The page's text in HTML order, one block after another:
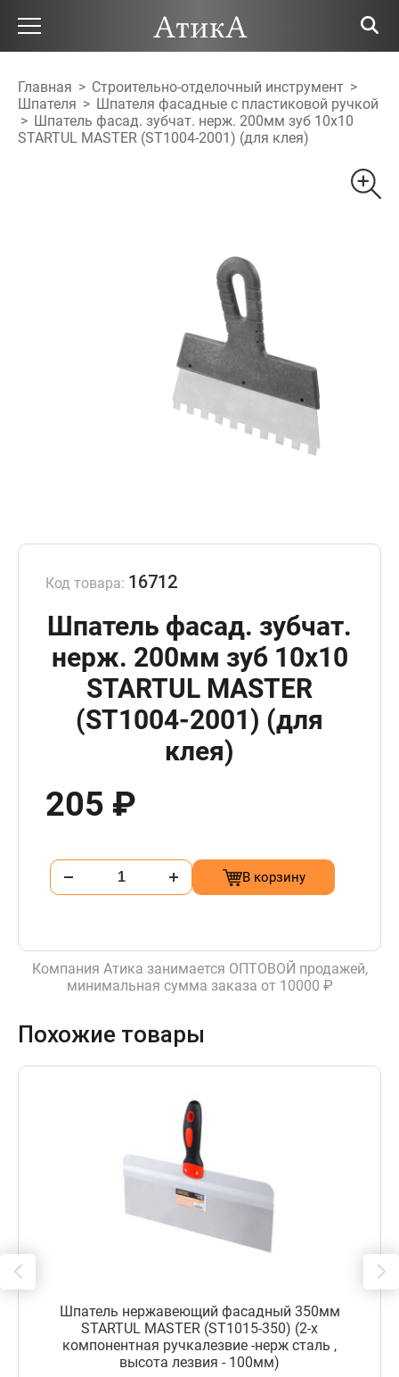
Главная > Строительно-отделочный инструмент >
Шпателя > Шпателя фасадные с пластиковой ручкой
> Шпатель фасад. зубчат. нерж. 200мм зуб 10х10
STARTUL MASTER (ST1004-2001) (для клея)
Код товара: 16712
Шпатель фасад. зубчат.
нерж. 200мм зуб 10х10
STARTUL MASTER
(ST1004-2001) (для
клея)
205 ₽
В корзину
Компания Атика занимается ОПТОВОЙ продажей,
минимальная сумма заказа от 10000 ₽
Похожие товары
Шпатель нержавеющий фасадный 350мм
STARTUL MASTER (ST1015-350) (2-х
компонентная ручкалезвие -нерж сталь ,
высота лезвия - 100мм)